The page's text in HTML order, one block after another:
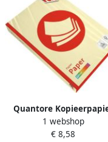
Quantore
Colour A4 80gr
500 vel
1 webshop
€ 8,58